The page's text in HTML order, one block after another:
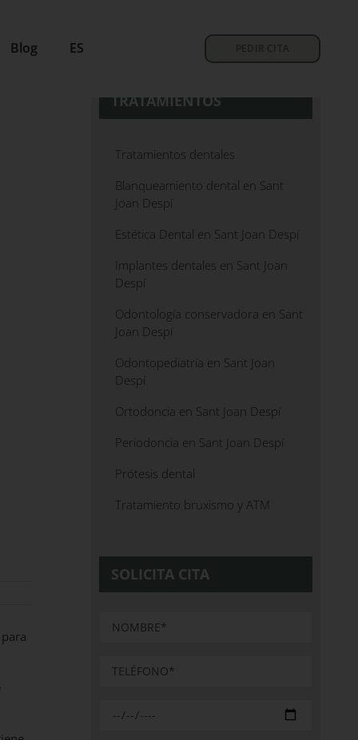
Blog ES PEDIR CITA
TRATAMIENTOS
Tratamientos dentales
Blanqueamiento dental en Sant
Joan Despí
Estética Dental en Sant Joan Despí
Implantes dentales en Sant Joan
Despí
Odontología conservadora en Sant
Joan Despí
Odontopediatría en Sant Joan
Despí
Ortodoncia en Sant Joan Despí
Periodoncia en Sant Joan Despí
Prótesis dental
Tratamiento bruxismo y ATM
SOLICITA CITA